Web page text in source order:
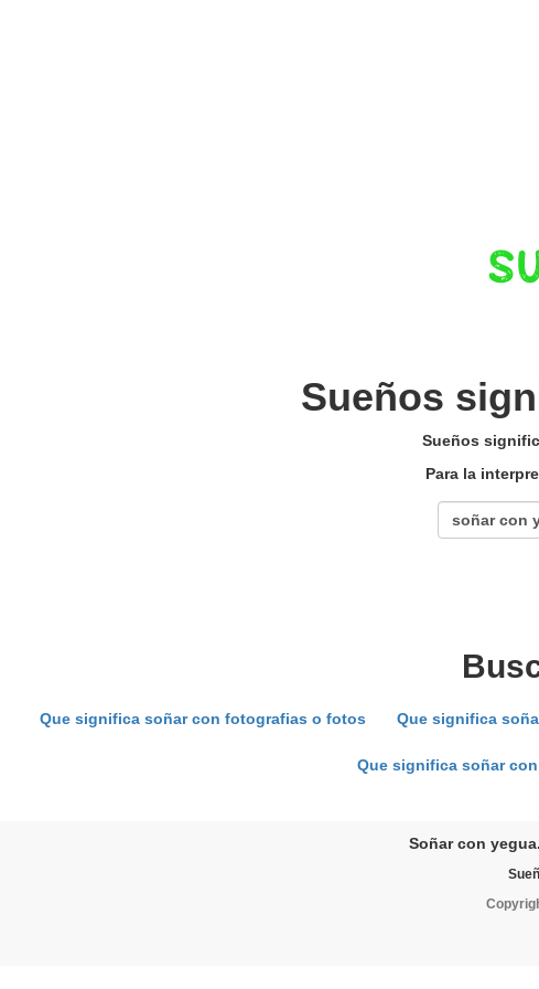
Sueños
Sueños
Para la
Que significa soñar con fotografias o fotos Que significa
Que significa soñar
Soñar con